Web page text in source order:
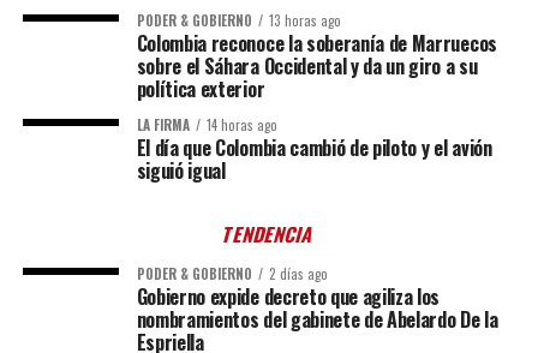
PODER & GOBIERNO 13 horas ago
Colombia reconoce la soberanía de Marruecos
sobre el Sáhara Occidental y da un giro a su
política exterior
LA FIRMA 14 horas ago
El día que Colombia cambió de piloto y el avión
siguió igual
TENDENCIA
PODER & GOBIERNO 2 días ago
Gobierno expide decreto que agiliza los
nombramientos del gabinete de Abelardo De la
Espriella